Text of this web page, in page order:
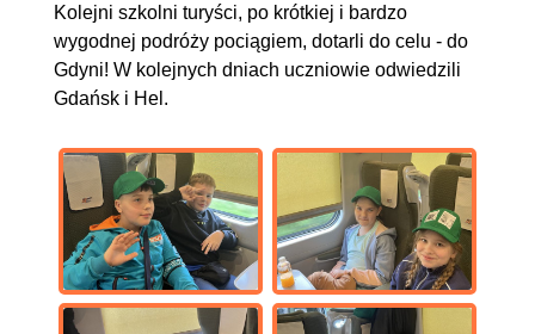
Kolejni szkolni turyści, po krótkiej i bardzo
wygodnej podróży pociągiem, dotarli do celu - do
Gdyni! W kolejnych dniach uczniowie odwiedzili
Gdańsk i Hel.